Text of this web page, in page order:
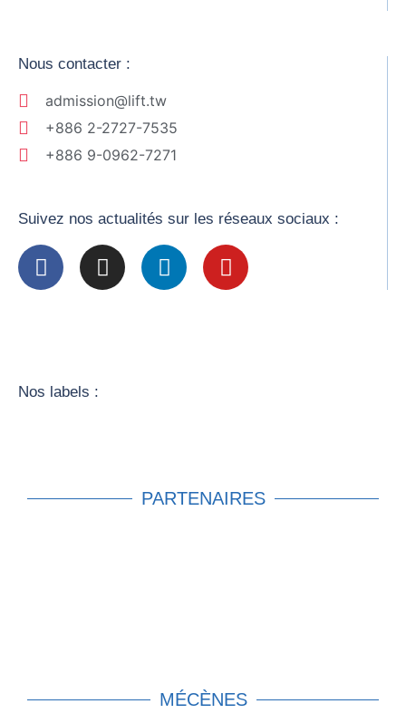
Nous contacter :
admission@lift.tw
+886 2-2727-7535
+886 9-0962-7271
Suivez nos actualités sur les réseaux sociaux :
Nos labels :
PARTENAIRES
MÉCÈNES